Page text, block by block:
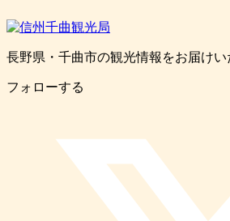
長野県・千曲市の観光情報をお届けい
フォローする